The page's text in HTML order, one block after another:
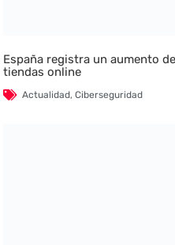
España registra un aumento
tiendas online
Actualidad,Ciberseguridad